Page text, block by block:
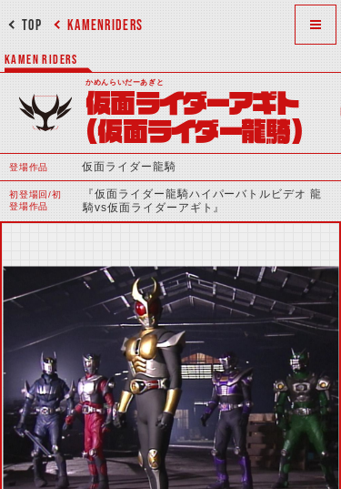
KAMENRIDERS
TOP
KAMEN RIDERS
かめんらいだーあぎと
仮面ライダーアギト
（仮面ライダー龍騎）
登場作品 仮面ライダー龍騎
初登場回/初
登場作品
『仮面ライダー龍騎ハイパーバトルビデオ 龍
騎vs仮面ライダーアギト』